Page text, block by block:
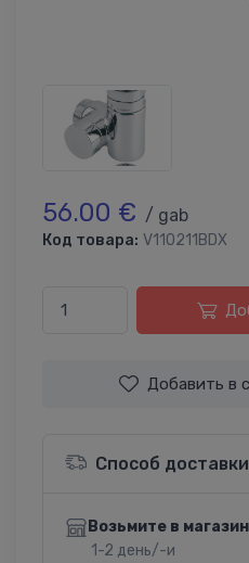
56.00 € / gab
Код товара: V110211BDX
Добавить в
Способ доставки
Возьмите в
1-2 день/-и